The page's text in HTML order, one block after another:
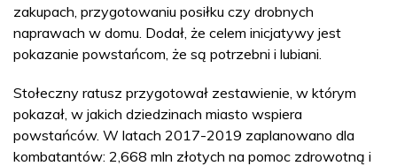
zakupach, przygotowaniu posiłku czy drobnych
naprawach w domu. Dodał, że celem inicjatywy jest
pokazanie powstańcom, że są potrzebni i lubiani.
Stołeczny ratusz przygotował zestawienie, w którym
pokazał, w jakich dziedzinach miasto wspiera
powstańców. W latach 2017-2019 zaplanowano dla
kombatantów: 2,668 mln złotych na pomoc zdrowotną i